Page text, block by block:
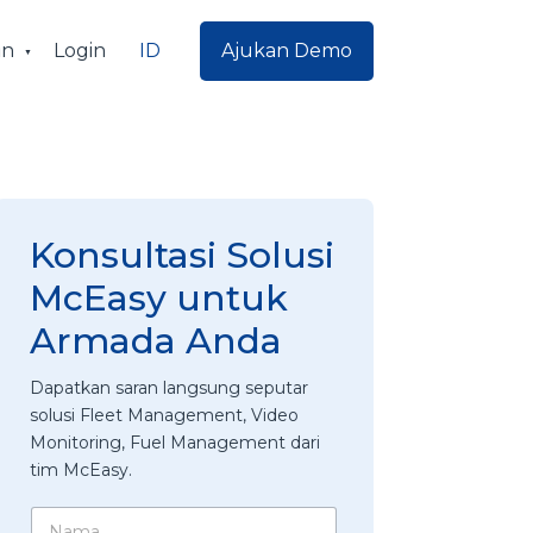
Login ID Ajukan Demo
Konsultasi Solusi
McEasy untuk
Armada Anda
Dapatkan saran langsung seputar
solusi Fleet Management, Video
Monitoring, Fuel Management dari
tim McEasy.
N